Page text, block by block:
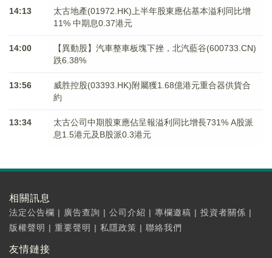
14:13
太古地產(01972.HK)上半年股東應佔基本溢利同比增
11% 中期息0.37港元
14:00
【異動股】汽車整車板塊下挫，北汽藍谷(600733.CN)
跌6.38%
13:56
威胜控股(03393.HK)附屬獲1.68億港元重合器供貨合
約
13:34
太古公司中期股東應佔呈報溢利同比增長731% A股派
息1.5港元及B股派0.3港元
相關訊息
法定公告欄 | 廣告查詢 | 公司介紹 | 專欄邀稿 | 投資者關係 |
版權聲明 | 重要聲明 | 私隱政策 | 聯絡我們
友情鏈接